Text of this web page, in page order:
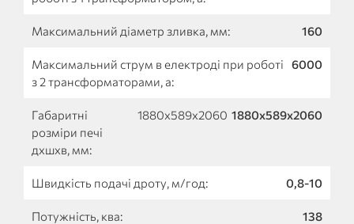
Максимальний діаметр зливка, мм: 160
Максимальний струм в електроді при роботі
з 2 трансформаторами, а:
6000
Габаритні
розміри печі
дхшхв, мм:
1880х589х2060 1880х589х2060
Швидкість подачі дроту, м/год: 0,8-10
Потужність, ква: 138